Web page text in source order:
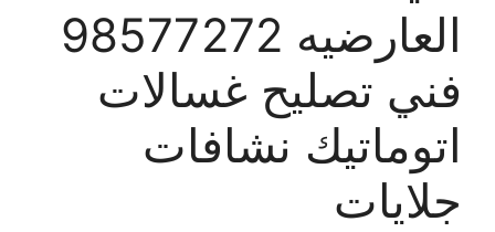
العارضيه 98577272
فني تصليح غسالات
اتوماتيك نشافات
جلايات